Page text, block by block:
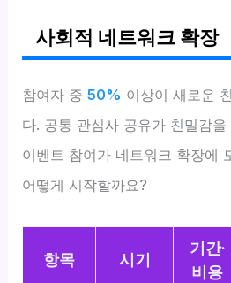
사회적 네트워크 확장
참여자 중50% 이상이 새로운
다. 공통 관심사 공유가 친밀감
이벤트 참여가 네트워크 확장에
어떻게 시작할까요?
항목 시기
기간·
비용